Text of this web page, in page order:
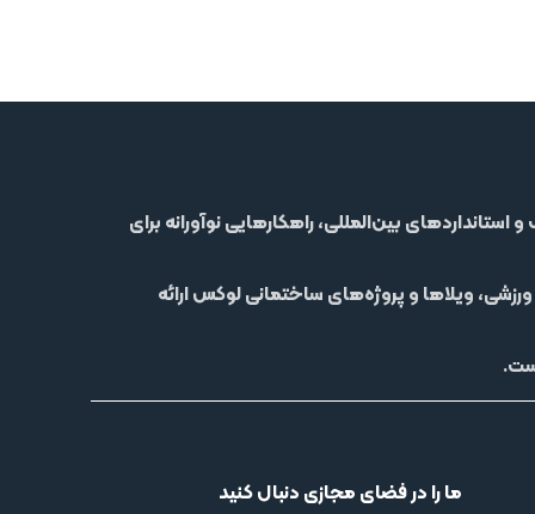
بین‌المللی، راهکارهایی نوآورانه برای
ویلاها و پروژه‌های ساختمانی لوکسارائه
ما را در فضای مجازی دنبال کنید